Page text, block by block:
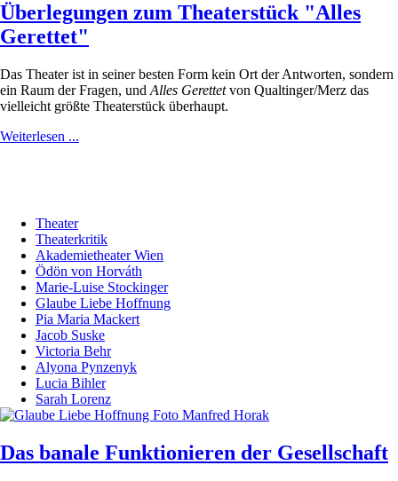
Überlegungen zum Theaterstück "Alles
Gerettet"
Das Theater ist in seiner besten Form kein Ort der Antworten, sondern
ein Raum der Fragen, und Alles Gerettetvon Qualtinger/Merz das
vielleicht größte Theaterstück überhaupt.
Weiterlesen ...
Theater
Theaterkritik
Akademietheater Wien
Ödön von Horváth
Marie-Luise Stockinger
Glaube Liebe Hoffnung
Pia Maria Mackert
Jacob Suske
Victoria Behr
Alyona Pynzenyk
Lucia Bihler
Sarah Lorenz
Das banale Funktionieren der Gesellschaft